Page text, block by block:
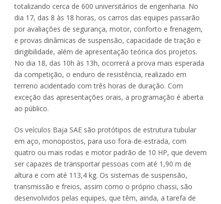
totalizando cerca de 600 universitários de engenharia. No
dia 17, das 8 às 18 horas, os carros das equipes passarão
por avaliações de segurança, motor, conforto e frenagem,
e provas dinâmicas de suspensão, capacidade de tração e
dirigibilidade, além de apresentação teórica dos projetos.
No dia 18, das 10h às 13h, ocorrerá a prova mais esperada
da competição, o enduro de resistência, realizado em
terreno acidentado com três horas de duração. Com
exceção das apresentações orais, a programação é aberta
ao público.
Os veículos Baja SAE são protótipos de estrutura tubular
em aço, monopostos, para uso fora-de-estrada, com
quatro ou mais rodas e motor padrão de 10 HP, que devem
ser capazes de transportar pessoas com até 1,90 m de
altura e com até 113,4 kg. Os sistemas de suspensão,
transmissão e freios, assim como o próprio chassi, são
desenvolvidos pelas equipes, que têm, ainda, a tarefa de